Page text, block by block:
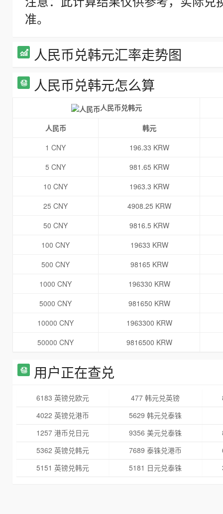
准。
人民币兑韩元汇率走势图
人民币兑韩元怎么算
人民币兑韩元
人民币
韩元
1 CNY
196.33 KRW
5 CNY
981.65 KRW
10 CNY
1963.3 KRW
25 CNY
4908.25 KRW
50 CNY
9816.5 KRW
100 CNY
19633 KRW
500 CNY
98165 KRW
1000 CNY
196330 KRW
5000 CNY
981650 KRW
10000 CNY
1963300 KRW
50000 CNY
9816500 KRW
用户正在查兑
6183 英镑兑欧元 477 韩元兑英镑
4022 英镑兑港币
5629 韩元兑泰铢
1257 港币兑日元
9356 美元兑泰铢
5362 英镑兑韩元
7689 泰铢兑港币
5151 英镑兑韩元
5181 日元兑泰铢